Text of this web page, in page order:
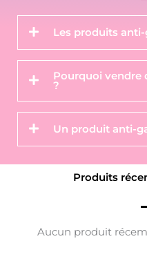
Les produits
Pourquoi vendre
?
Un produit anti-
Produits
Aucun produit